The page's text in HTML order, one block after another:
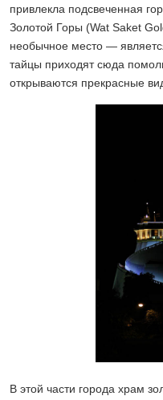
привлекла подсвеченная
Золотой Горы (Wat Saket
необычное место —
тайцы приходят сюда
открываются прекрасные
В этой части города храм